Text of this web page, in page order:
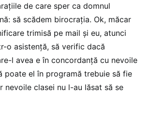
de care sper ca domnul
să scădem birocrația. Ok, măcar
trimisă pe mail și eu, atunci
o asistență, să verific dacă
l avea e în concordanță cu nevoile
poate el în programă trebuie să fie
nevoile clasei nu l-au lăsat să se